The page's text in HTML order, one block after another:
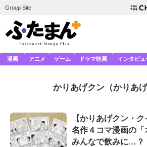
Group Site
漫画 アニメ ゲーム ドラマ映画 インタビュ
かりあげクン （かりあ
【かりあげクン・
名作４コマ漫画の「
みんなで飲みに…？